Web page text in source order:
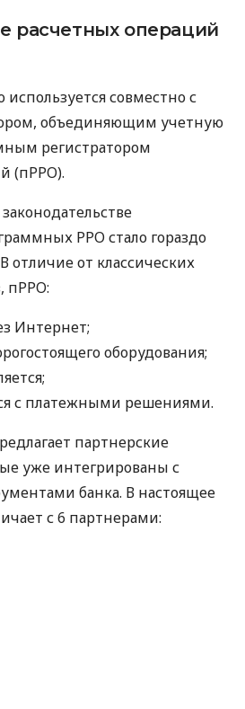
расчетных операций
используется совместно с
объединяющим учетную
регистратором
(пРРО).
РРО стало гораздо
отличие от классических
пРРО:
Интернет;
оборудования;
с платежными решениями.
партнерские
уже интегрированы с
банка. В настоящее
с 6 партнерами: